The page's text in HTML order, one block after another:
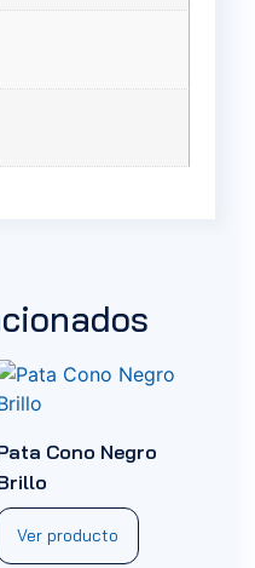
Cono Negro
Ver producto